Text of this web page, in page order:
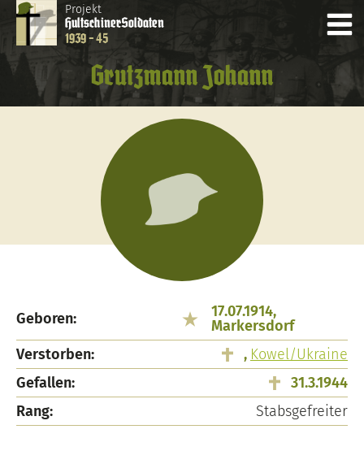
Projekt
HultschinerSoldaten
1939 - 45
Grutzmann Johann
Geboren:
17.07.1914,
Markersdorf
Verstorben:
, Kowel/Ukraine
Gefallen:
31.3.1944
Rang:
Stabsgefreiter